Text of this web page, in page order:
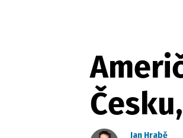
Jan Hrabě